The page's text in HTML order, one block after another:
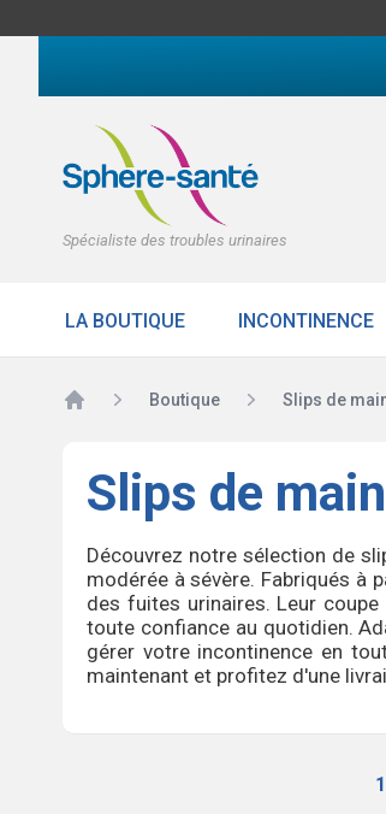
Spécialiste des troubles urinaires
LA BOUTIQUE INCONTINENCE
Accueil Boutique Slips de
Slips de
Découvrez notre sélection de
modérée à sévère. Fabriqués
des fuites urinaires. Leur
toute confiance au quotidien.
gérer votre incontinence en
maintenant et profitez d'une
1